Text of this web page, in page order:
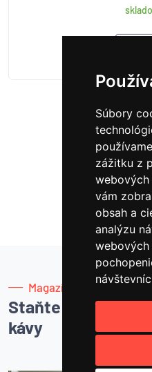
Súbory
zážitku z
webových
vám
obsah a
analýzu
webových
1 2
Magazín
Staňte sa
kávy